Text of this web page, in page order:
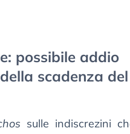
possibile addio
scadenza del
sulle indiscrezini